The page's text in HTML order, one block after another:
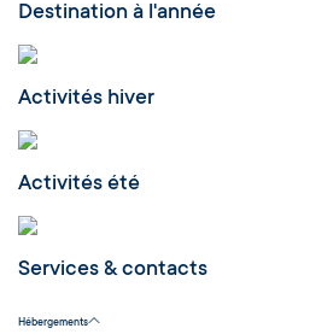
Destination à l'année
Activités hiver
Activités été
Services & contacts
Hébergements